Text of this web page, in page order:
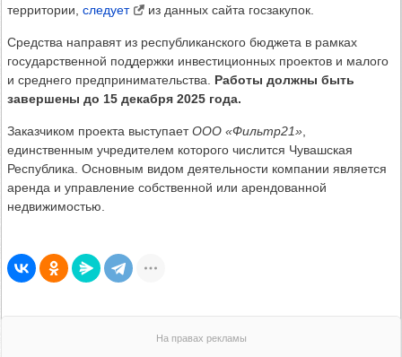
территории, следует из данных сайта госзакупок.
Средства направят из республиканского бюджета в рамках
государственной поддержки инвестиционных проектов и малого
и среднего предпринимательства.
Работы должны быть
завершены до 15 декабря 2025 года.
Заказчиком проекта выступаетООО «Фильтр21»
единственным учредителем которого числится Чувашская
Республика. Основным видом деятельности компании является
аренда и управление собственной или арендованной
недвижимостью.